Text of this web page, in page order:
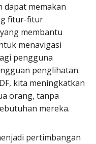
dapat memakan
fitur-fitur
membantu
menavigasi
pengguna
penglihatan.
kita meningkatkan
orang, tanpa
mereka.
pertimbangan